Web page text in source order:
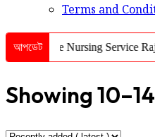
Terms and
আপডেট
Home Nursing Service
Showing